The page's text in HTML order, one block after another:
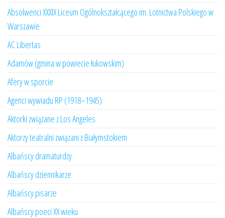
Absolwenci XXXIX Liceum Ogólnokształcącego im. Lotnictwa Polskiego w
Warszawie
AC Libertas
Adamów (gmina w powiecie łukowskim)
Afery w sporcie
Agenci wywiadu RP (1918–1945)
Aktorki związane z Los Angeles
Aktorzy teatralni związani z Białymstokiem
Albańscy dramaturdzy
Albańscy dziennikarze
Albańscy pisarze
Albańscy poeci XX wieku